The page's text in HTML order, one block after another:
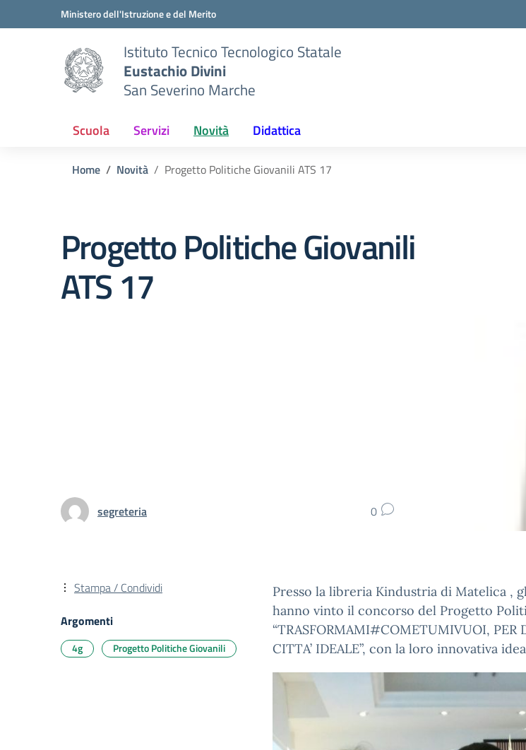
Vai ai contenuti
Vai al menu di navigazioneMinistero dell'Istruzione e del Merito
Istituto Tecnico Tecnologico Statale
Eustachio Divini
San Severino Marche
Scuola Servizi Novità Didattica
Home Novità Progetto Politiche Giovanili ATS 17
Progetto Politiche Giovanili
ATS 17
segreteria 0
Presso la libreria Kindustria di Matelica ,
hanno vinto il concorso del Progetto
“TRASFORMAMI#COMETUMIVUOI, PER
CITTA’ IDEALE”, con la loro innovativa
Stampa / Condividi
Argomenti
4g Progetto Politiche Giovanili